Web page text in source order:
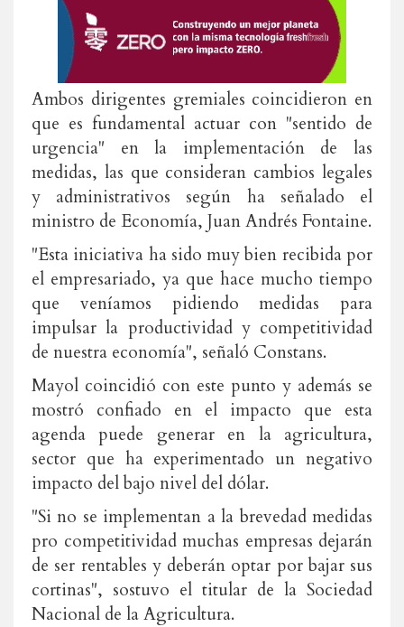
Ambos dirigentes gremiales coincidieron en
que es fundamental actuar con "sentido de
urgencia" en la implementación de las
medidas, las que consideran cambios legales
y administrativos según ha señalado el
ministro de Economía, Juan Andrés Fontaine.
"Esta iniciativa ha sido muy bien recibida por
el empresariado, ya que hace mucho tiempo
que veníamos pidiendo medidas para
impulsar la productividad y competitividad
de nuestra economía", señaló Constans.
Mayol coincidió con este punto y además se
mostró confiado en el impacto que esta
agenda puede generar en la agricultura,
sector que ha experimentado un negativo
impacto del bajo nivel del dólar.
"Si no se implementan a la brevedad medidas
pro competitividad muchas empresas dejarán
de ser rentables y deberán optar por bajar sus
cortinas", sostuvo el titular de la Sociedad
Nacional de la Agricultura.